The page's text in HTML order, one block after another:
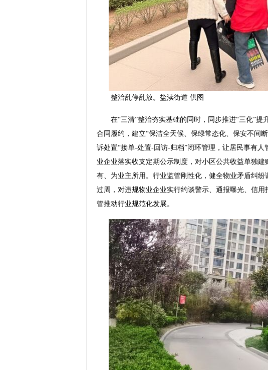
整治乱停乱放。盐渎街道 供图
在“三清”整治夯实基础的同时，同步推进“三化”提
合同履约，建立“保洁全天候、保绿常态化、保安不间
诉处置“接单-处置-回访-归档”闭环管理，让居民事有
业企业落实收支定期公示制度，对小区公共收益单独
有、为业主所用。行业监管刚性化，健全物业矛盾纠
过周，对违规物业企业实行约谈警示、通报曝光、信
管推动行业规范化发展。